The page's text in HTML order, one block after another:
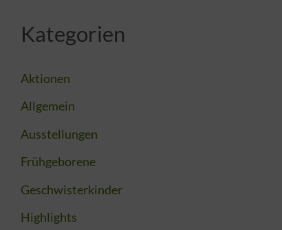
Kategorien
Aktionen
Allgemein
Ausstellungen
Frühgeborene
Geschwisterkinder
Highlights